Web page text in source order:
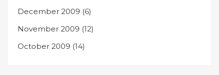
December 2009 (6)
November 2009 (12)
October 2009 (14)